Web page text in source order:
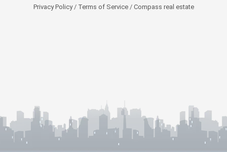
Privacy Policy/Terms of Service/Compass real estate